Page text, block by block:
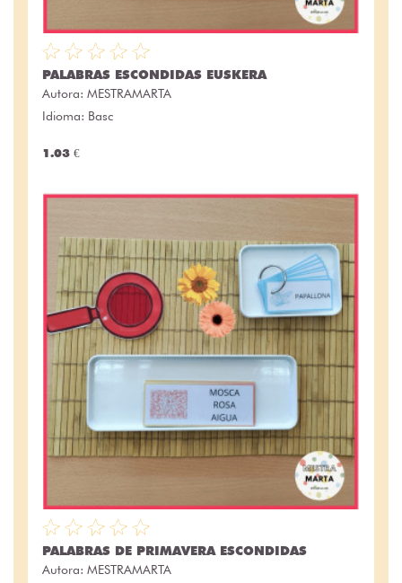
PALABRAS ESCONDIDAS EUSKERA
Autora: MESTRAMARTA
Idioma: Basc
1.03 €
PALABRAS DE PRIMAVERA ESCONDIDAS
Autora: MESTRAMARTA